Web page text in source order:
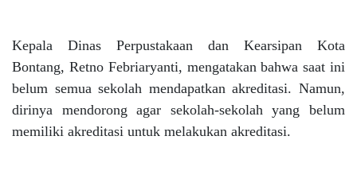
Kepala Dinas Perpustakaan dan Kearsipan Kota
Bontang, Retno Febriaryanti, mengatakan bahwa saat ini
belum semua sekolah mendapatkan akreditasi. Namun,
dirinya mendorong agar sekolah-sekolah yang belum
memiliki akreditasi untuk melakukan akreditasi.